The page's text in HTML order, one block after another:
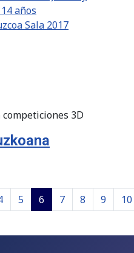
años
Sala 2017
3D
5 6 7 8 9 10